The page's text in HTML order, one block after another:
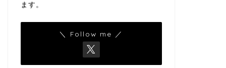
ます。
＼ Follow me ／